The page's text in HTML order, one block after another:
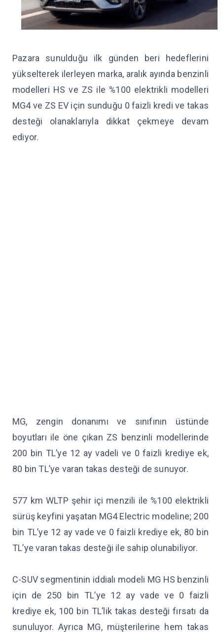
Pazara sunulduğu ilk günden beri hedeflerini
yükselterek ilerleyen marka, aralık ayında benzinli
modelleri HS ve ZS ile %100 elektrikli modelleri
MG4 ve ZS EV için sunduğu 0 faizli kredi ve takas
desteği olanaklarıyla dikkat çekmeye devam
ediyor.
MG, zengin donanımı ve sınıfının üstünde
boyutları ile öne çıkan ZS benzinli modellerinde
200 bin TL’ye 12 ay vadeli ve 0 faizli krediye ek,
80 bin TL’ye varan takas desteği de sunuyor.
577 km WLTP şehir içi menzili ile %100 elektrikli
sürüş keyfini yaşatan MG4 Electric modeline; 200
bin TL’ye 12 ay vade ve 0 faizli krediye ek, 80 bin
TL’ye varan takas desteği ile sahip olunabiliyor.
C-SUV segmentinin iddialı modeli MG HS benzinli
için de 250 bin TL’ye 12 ay vade ve 0 faizli
krediye ek, 100 bin TL’lik takas desteği fırsatı da
sunuluyor. Ayrıca MG, müşterilerine hem takas